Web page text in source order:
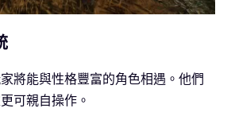
將能與性格豐富的角色相遇。他們
可親自操作。